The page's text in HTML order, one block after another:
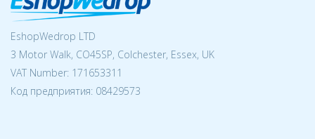
EshopWedrop LTD
3 Motor Walk, CO45SP, Colchester, Essex, UK
VAT Number: 171653311
Код предприятия: 08429573